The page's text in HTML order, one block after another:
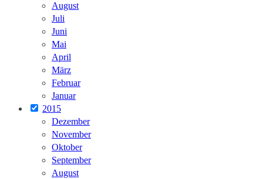
August
Juli
Juni
Mai
April
März
Februar
Januar
2015
Dezember
November
Oktober
September
August